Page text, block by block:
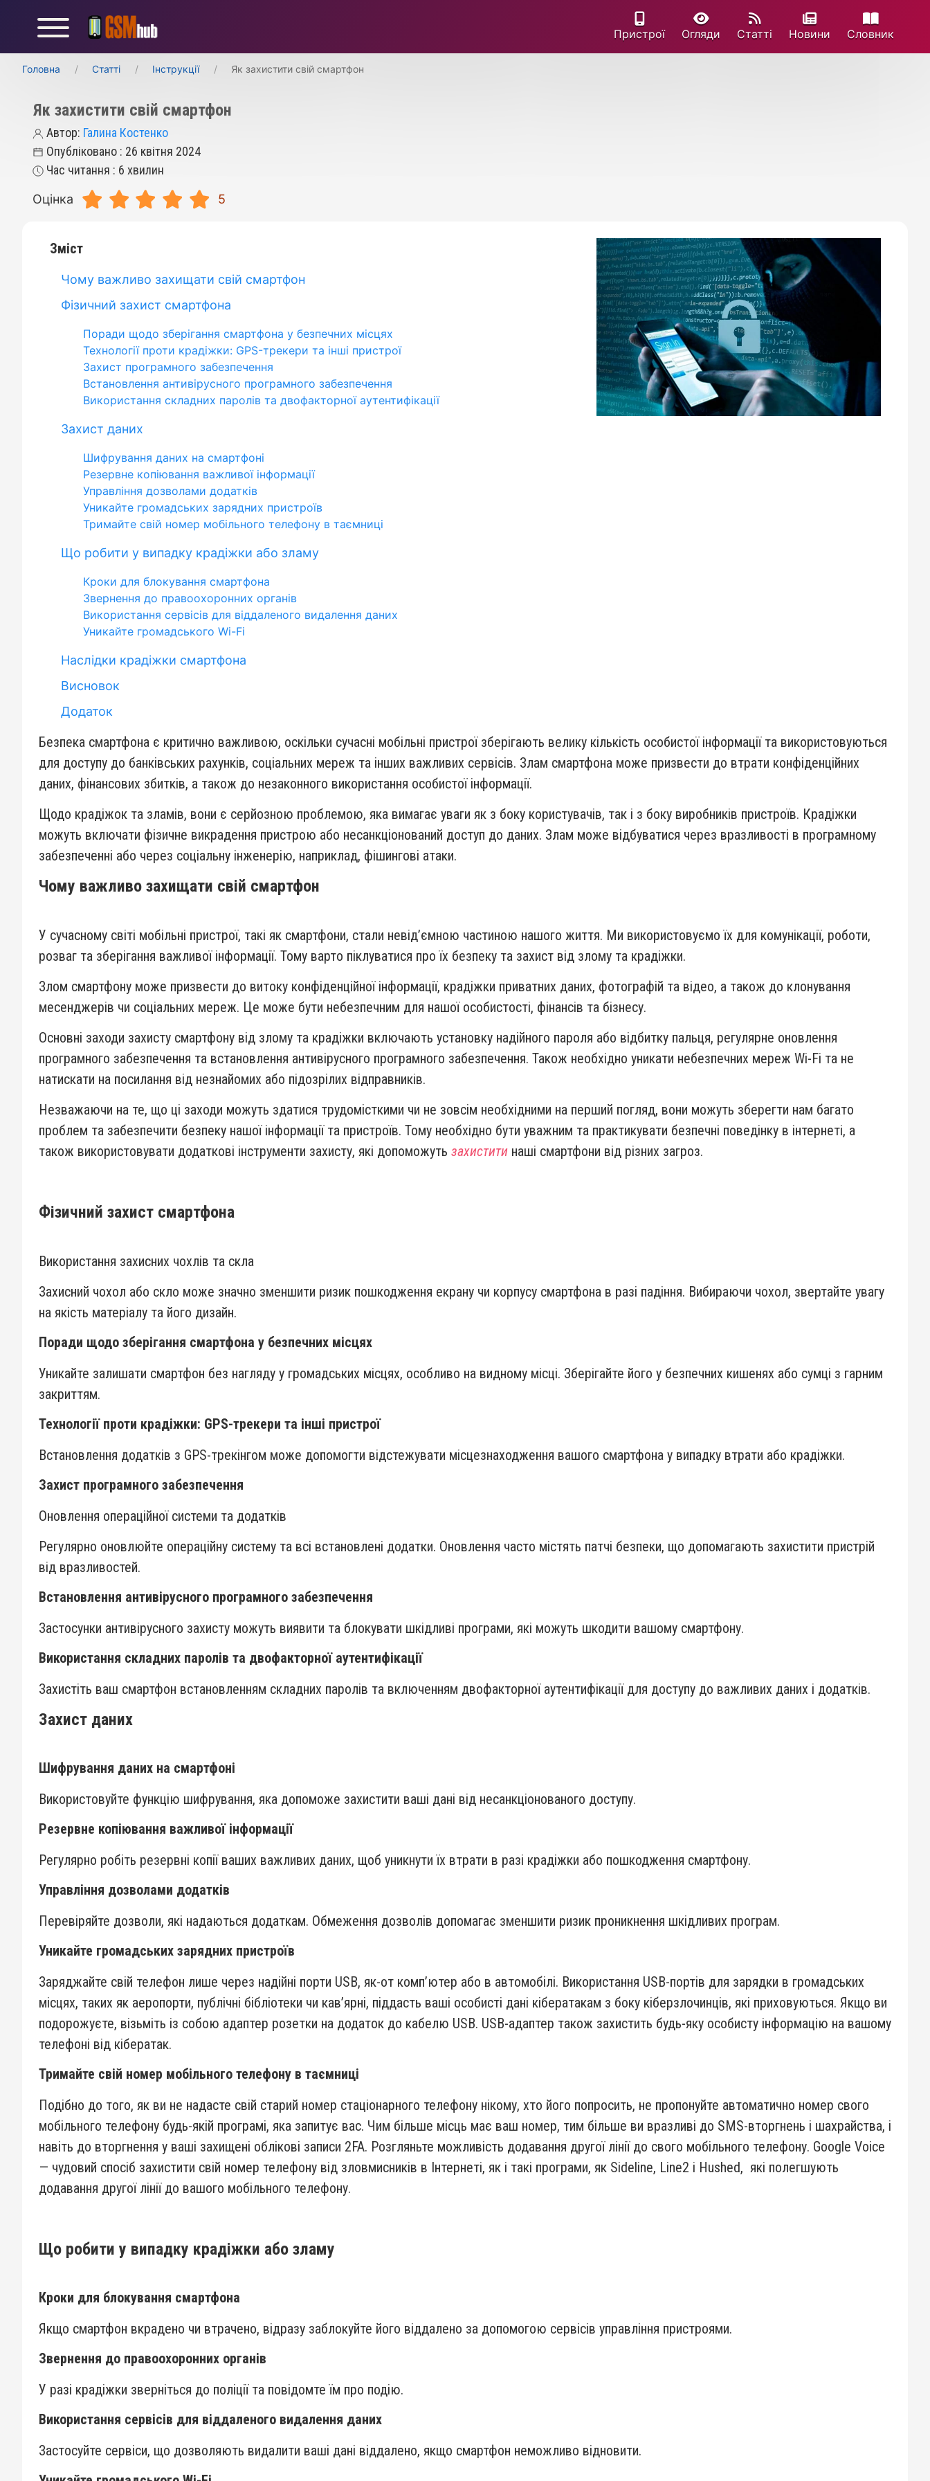
Пристрої Огляди Статті Новини Cловник
Головна Статті Інструкції Як захистити свій смартфон
Як захистити свій смартфон
Автор: Галина Костенко
Опубліковано : 26 квітня 2024
Час читання : 6 хвилин
Оцінка
5
Зміст
Чому важливо захищати свій смартфон
Фізичний захист смартфона
Поради щодо зберігання смартфона у безпечних місцях
Технології проти крадіжки: GPS-трекери та інші пристрої
Захист програмного забезпечення
Встановлення антивірусного програмного забезпечення
Використання складних паролів та двофакторної аутентифікації
Захист даних
Шифрування даних на смартфоні
Резервне копіювання важливої інформації
Управління дозволами додатків
Уникайте громадських зарядних пристроїв
Тримайте свій номер мобільного телефону в таємниці
Що робити у випадку крадіжки або зламу
Кроки для блокування смартфона
Звернення до правоохоронних органів
Використання сервісів для віддаленого видалення даних
Уникайте громадського Wi-Fi
Наслідки крадіжки смартфона
Висновок
Додаток
Безпека смартфона є критично важливою, оскільки сучасні мобільні пристрої зберігають велику кількість особистої інформації та використовуються
для доступу до банківських рахунків, соціальних мереж та інших важливих сервісів. Злам смартфона може призвести до втрати конфіденційних
даних, фінансових збитків, а також до незаконного використання особистої інформації.
Щодо крадіжок та зламів, вони є серйозною проблемою, яка вимагає уваги як з боку користувачів, так і з боку виробників пристроїв. Крадіжки
можуть включати фізичне викрадення пристрою або несанкціонований доступ до даних. Злам може відбуватися через вразливості в програмному
забезпеченні або через соціальну інженерію, наприклад, фішингові атаки.
Чому важливо захищати свій смартфон
У сучасному світі мобільні пристрої, такі як смартфони, стали невід’ємною частиною нашого життя. Ми використовуємо їх для комунікації, роботи,
розваг та зберігання важливої інформації. Тому варто піклуватися про їх безпеку та захист від злому та крадіжки.
Злом смартфону може призвести до витоку конфіденційної інформації, крадіжки приватних даних, фотографій та відео, а також до клонування
месенджерів чи соціальних мереж. Це може бути небезпечним для нашої особистості, фінансів та бізнесу.
Основні заходи захисту смартфону від злому та крадіжки включають установку надійного пароля або відбитку пальця, регулярне оновлення
програмного забезпечення та встановлення антивірусного програмного забезпечення. Також необхідно уникати небезпечних мереж Wi-Fi та не
натискати на посилання від незнайомих або підозрілих відправників.
Незважаючи на те, що ці заходи можуть здатися трудомісткими чи не зовсім необхідними на перший погляд, вони можуть зберегти нам багато
проблем та забезпечити безпеку нашої інформації та пристроїв. Тому необхідно бути уважним та практикувати безпечні поведінку в інтернеті, а
також використовувати додаткові інструменти захисту, які допоможуть захистити наші смартфони від різних загроз.
Фізичний захист смартфона
Використання захисних чохлів та скла
Захисний чохол або скло може значно зменшити ризик пошкодження екрану чи корпусу смартфона в разі падіння. Вибираючи чохол, звертайте увагу
на якість матеріалу та його дизайн.
Поради щодо зберігання смартфона у безпечних місцях
Уникайте залишати смартфон без нагляду у громадських місцях, особливо на видному місці. Зберігайте його у безпечних кишенях або сумці з гарним
закриттям.
Технології проти крадіжки: GPS-трекери та інші пристрої
Встановлення додатків з GPS-трекінгом може допомогти відстежувати місцезнаходження вашого смартфона у випадку втрати або крадіжки.
Захист програмного забезпечення
Оновлення операційної системи та додатків
Регулярно оновлюйте операційну систему та всі встановлені додатки. Оновлення часто містять патчі безпеки, що допомагають захистити пристрій
від вразливостей.
Встановлення антивірусного програмного забезпечення
Застосунки антивірусного захисту можуть виявити та блокувати шкідливі програми, які можуть шкодити вашому смартфону.
Використання складних паролів та двофакторної аутентифікації
Захистіть ваш смартфон встановленням складних паролів та включенням двофакторної аутентифікації для доступу до важливих даних і додатків.
Захист даних
Шифрування даних на смартфоні
Використовуйте функцію шифрування, яка допоможе захистити ваші дані від несанкціонованого доступу.
Резервне копіювання важливої інформації
Регулярно робіть резервні копії ваших важливих даних, щоб уникнути їх втрати в разі крадіжки або пошкодження смартфону.
Управління дозволами додатків
Перевіряйте дозволи, які надаються додаткам. Обмеження дозволів допомагає зменшити ризик проникнення шкідливих програм.
Уникайте громадських зарядних пристроїв
Заряджайте свій телефон лише через надійні порти USB, як-от комп’ютер або в автомобілі. Використання USB-портів для зарядки в громадських
місцях, таких як аеропорти, публічні бібліотеки чи кав’ярні, піддасть ваші особисті дані кібератакам з боку кіберзлочинців, які приховуються. Якщо ви
подорожуєте, візьміть із собою адаптер розетки на додаток до кабелю USB. USB-адаптер також захистить будь-яку особисту інформацію на вашому
телефоні від кібератак.
Тримайте свій номер мобільного телефону в таємниці
Подібно до того, як ви не надасте свій старий номер стаціонарного телефону нікому, хто його попросить, не пропонуйте автоматично номер свого
мобільного телефону будь-якій програмі, яка запитує вас. Чим більше місць має ваш номер, тим більше ви вразливі до SMS-вторгнень і шахрайства, і
навіть до вторгнення у ваші захищені облікові записи 2FA. Розгляньте можливість додавання другої лінії до свого мобільного телефону. Google Voice
— чудовий спосіб захистити свій номер телефону від зловмисників в Інтернеті, як і такі програми, як Sideline, Line2 і Hushed, які полегшують
додавання другої лінії до вашого мобільного телефону.
Що робити у випадку крадіжки або зламу
Кроки для блокування смартфона
Якщо смартфон вкрадено чи втрачено, відразу заблокуйте його віддалено за допомогою сервісів управління пристроями.
Звернення до правоохоронних органів
У разі крадіжки зверніться до поліції та повідомте їм про подію.
Використання сервісів для віддаленого видалення даних
Застосуйте сервіси, що дозволяють видалити ваші дані віддалено, якщо смартфон неможливо відновити.